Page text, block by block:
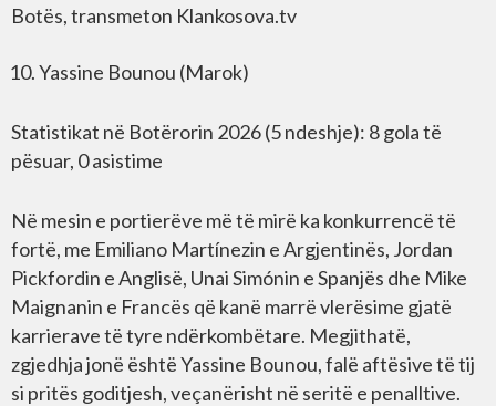
Botës, transmeton Klankosova.tv
Yassine Bounou (Marok)
Statistikat në Botërorin 2026 (5 ndeshje): 8 gola të
pësuar, 0 asistime
Në mesin e portierëve më të mirë ka konkurrencë të
fortë, me Emiliano Martínezin e Argjentinës, Jordan
Pickfordin e Anglisë, Unai Simónin e Spanjës dhe Mike
Maignanin e Francës që kanë marrë vlerësime gjatë
karrierave të tyre ndërkombëtare. Megjithatë,
zgjedhja jonë është Yassine Bounou, falë aftësive të tij
si pritës goditjesh, veçanërisht në seritë e penalltive.